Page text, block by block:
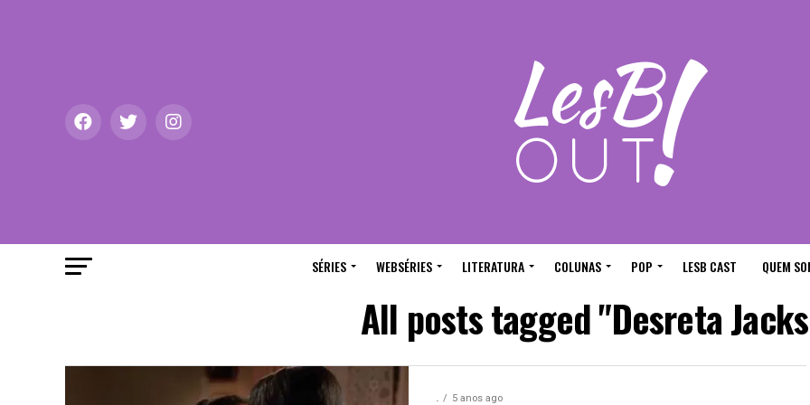
SÉRIES WEBSÉRIES LITERATURA COLUNAS POP LESB CAST QUEM
All posts tagged "Desreta
. 5 anos ago